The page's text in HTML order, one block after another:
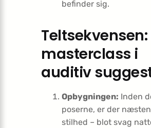
befinder sig.
Teltsekvensen:
masterclass i
auditiv
Opbygningen: Inden
poserne, er der
stilhed – blot svag